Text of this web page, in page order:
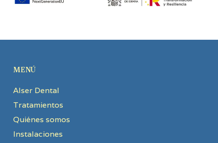
MENÚ
Alser Dental
Tratamientos
Quiénes somos
Instalaciones